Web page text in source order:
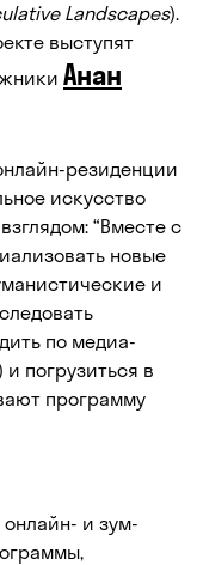
Landscapes).
выступят
Анан
резиденции
искусство
“Вместе с
новые
и
по медиа-
погрузиться в
программу
и зум-